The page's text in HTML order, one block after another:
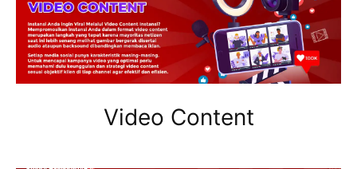
Video Content